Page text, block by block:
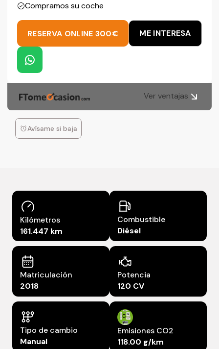
Compramos su coche
RESERVA ONLINE 300€ ME INTERESA
Ver ventajas
Avísame si baja
Kilómetros
161.447 km
Combustible
Diésel
Matriculación
2018
Potencia
120 CV
Tipo de cambio
Manual
Emisiones CO2
118.00 g/km